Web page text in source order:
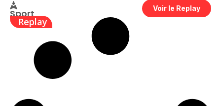
Replay
Sport Voir le Replay